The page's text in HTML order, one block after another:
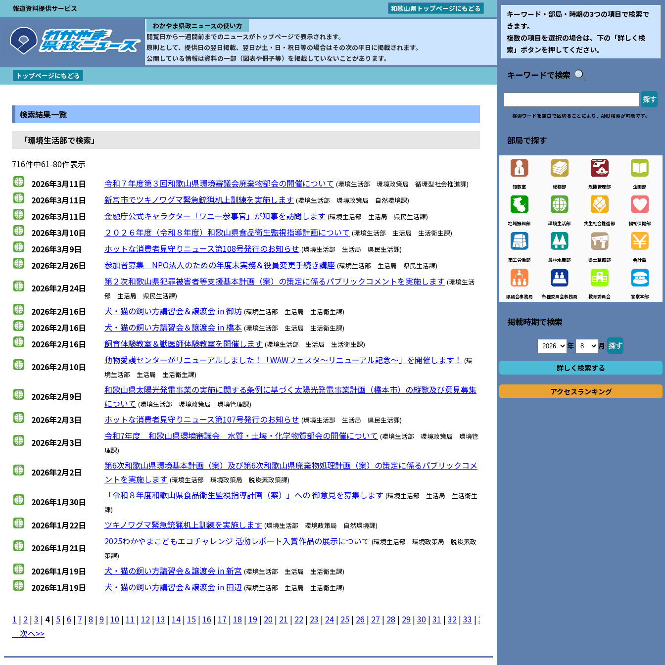
報道資料提供サービス
和歌山県トップページにもどる
わかやま県政ニュースの使い方
閲覧日から一週間前までのニュースがトップページで表示されます。
原則として、提供日の翌日掲載、翌日が土・日・祝日等の場合はその次の平日に掲載されます。
公開している情報は資料の一部（図表や冊子等）を掲載していないことがあります。
トップページにもどる
検索結果一覧
「環境生活部で検索」
716件中61-80件表示
2026年3月11日
令和７年度第３回和歌山県環境審議会廃棄物部会の開催について (環境生活部 環境政策局 循環型社会推進課)
2026年3月11日 新宮市でツキノワグマ緊急銃猟机上訓練を実施します (環境生活部 環境政策局 自然環境課)
2026年3月11日 金融庁公式キャラクター「ワニー参事官」が知事を訪問します (環境生活部 生活局 県民生活課)
2026年3月10日 ２０２６年度（令和８年度）和歌山県食品衛生監視指導計画について (環境生活部 生活局 生活衛生課)
2026年3月9日 ホットな消費者見守りニュース第108号発行のお知らせ (環境生活部 生活局 県民生活課)
2026年2月26日 参加者募集 NPO法人のための年度末実務＆役員変更手続き講座 (環境生活部 生活局 県民生活課)
2026年2月24日
第２次和歌山県犯罪被害者等支援基本計画（案）の策定に係るパブリックコメントを実施します (環境生活
部 生活局 県民生活課)
2026年2月16日 犬・猫の飼い方講習会＆譲渡会 in 御坊 (環境生活部 生活局 生活衛生課)
2026年2月16日 犬・猫の飼い方講習会＆譲渡会 in 橋本 (環境生活部 生活局 生活衛生課)
2026年2月16日 飼育体験教室＆獣医師体験教室を開催します (環境生活部 生活局 生活衛生課)
2026年2月10日
動物愛護センターがリニューアルしました！「WAWフェスタ～リニューアル記念～」を開催します！ (環
境生活部 生活局 生活衛生課)
2026年2月9日
和歌山県太陽光発電事業の実施に関する条例に基づく太陽光発電事業計画（橋本市）の縦覧及び意見募集
について (環境生活部 環境政策局 環境管理課)
2026年2月3日 ホットな消費者見守りニュース第107号発行のお知らせ (環境生活部 生活局 県民生活課)
2026年2月3日
令和7年度 和歌山県環境審議会 水質・土壌・化学物質部会の開催について (環境生活部 環境政策局 環境管
理課)
2026年2月2日
第6次和歌山県環境基本計画（案）及び第6次和歌山県廃棄物処理計画（案）の策定に係るパブリックコメ
ントを実施します (環境生活部 環境政策局 脱炭素政策課)
2026年1月30日
「令和８年度和歌山県食品衛生監視指導計画（案）」への 御意見を募集します (環境生活部 生活局 生活衛生
課)
2026年1月22日 ツキノワグマ緊急銃猟机上訓練を実施します (環境生活部 環境政策局 自然環境課)
2026年1月21日
2025わかやまこどもエコチャレンジ 活動レポート入賞作品の展示について (環境生活部 環境政策局 脱炭素政
策課)
2026年1月19日 犬・猫の飼い方講習会＆譲渡会 in 新宮 (環境生活部 生活局 生活衛生課)
2026年1月19日 犬・猫の飼い方講習会＆譲渡会 in 田辺 (環境生活部 生活局 生活衛生課)
1 | 2 | 3 | 4| 5 | 6 | 7 | 8 | 9 | 10 | 11 | 12 | 13 | 14 | 15 | 16 | 17 | 18 | 19 | 20 | 21 | 22 | 23 | 24 | 25 | 26 | 27 | 28 | 29 | 30 | 31 | 32 | 33 | 34
次へ>>
キーワード・部局・時期の3つの項目で検索で
きます。
複数の項目を選択の場合は、下の「詳しく検
索」ボタンを押してください。
キーワードで検索
検索ワードを空白で区切ることにより、AND検索が可能です。
部局で探す
知事室 総務部 危機管理部 企画部
地域振興部 環境生活部 共生社会推進部 福祉保健部
商工労働部 農林水産部 県土整備部 会計局
県議会事務局 各種委員会事務局 教育委員会 警察本部
掲載時期で検索
年 月
詳しく検索する
アクセスランキング